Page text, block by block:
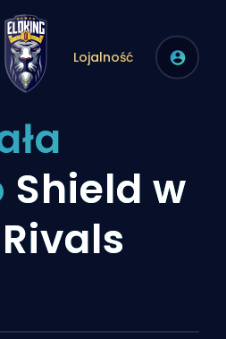
Lojalność
Shield w